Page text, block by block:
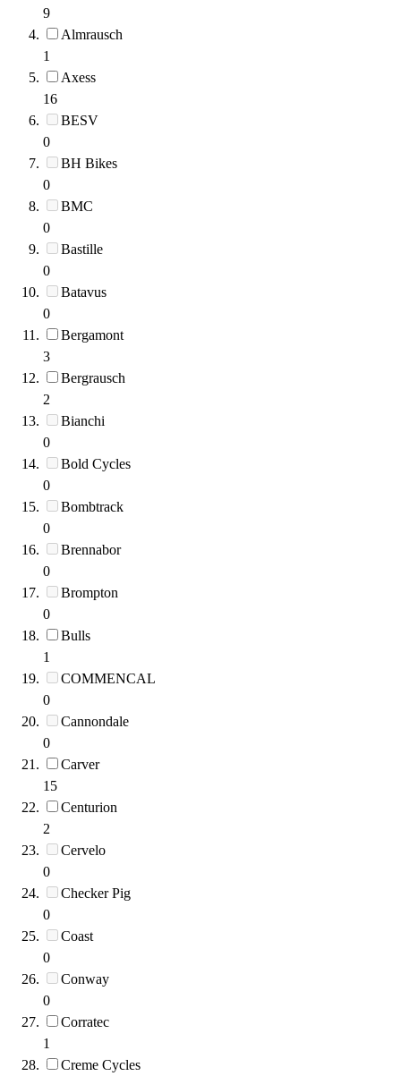
9
Almrausch
1
Axess
16
BESV
0
BH Bikes
0
BMC
0
Bastille
0
Batavus
0
Bergamont
3
Bergrausch
2
Bianchi
0
Bold Cycles
0
Bombtrack
0
Brennabor
0
Brompton
0
Bulls
1
COMMENCAL
0
Cannondale
0
Carver
15
Centurion
2
Cervelo
0
Checker Pig
0
Coast
0
Conway
0
Corratec
1
Creme Cycles